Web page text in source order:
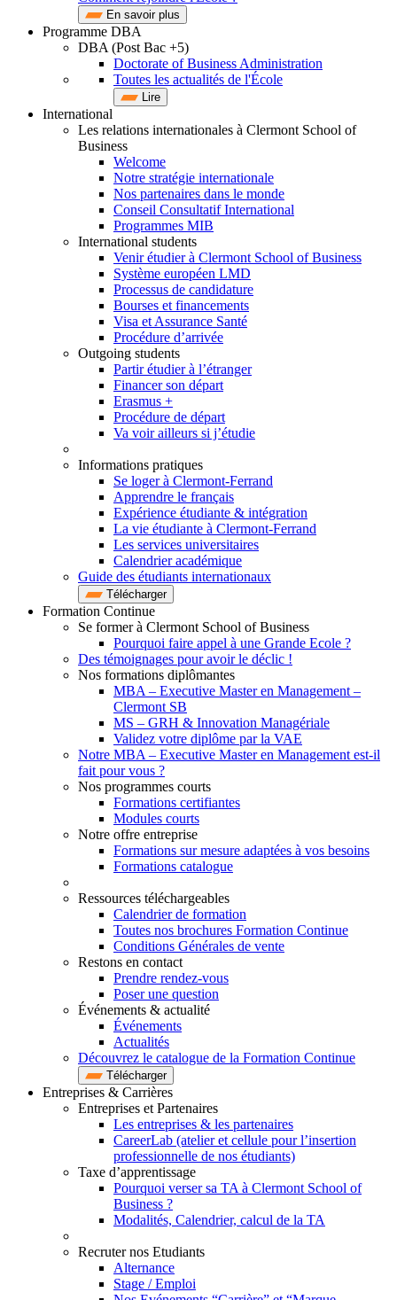
En savoir plus
Programme DBA
DBA (Post Bac +5)
Doctorate of Business Administration
Toutes les actualités de l'École
Lire
International
Les relations internationales à Clermont School of
Business
Welcome
Notre stratégie internationale
Nos partenaires dans le monde
Conseil Consultatif International
Programmes MIB
International students
Venir étudier à Clermont School of Business
Système européen LMD
Processus de candidature
Bourses et financements
Visa et Assurance Santé
Procédure d’arrivée
Outgoing students
Partir étudier à l’étranger
Financer son départ
Erasmus +
Procédure de départ
Va voir ailleurs si j’étudie
Informations pratiques
Se loger à Clermont-Ferrand
Apprendre le français
Expérience étudiante & intégration
La vie étudiante à Clermont-Ferrand
Les services universitaires
Calendrier académique
Guide des étudiants internationaux
Télécharger
Formation Continue
Se former à Clermont School of Business
Pourquoi faire appel à une Grande Ecole ?
Des témoignages pour avoir le déclic !
Nos formations diplômantes
MBA – Executive Master en Management –
Clermont SB
MS – GRH & Innovation Managériale
Validez votre diplôme par la VAE
Notre MBA – Executive Master en Management est-il
fait pour vous ?
Nos programmes courts
Formations certifiantes
Modules courts
Notre offre entreprise
Formations sur mesure adaptées à vos besoins
Formations catalogue
Ressources téléchargeables
Calendrier de formation
Toutes nos brochures Formation Continue
Conditions Générales de vente
Restons en contact
Prendre rendez-vous
Poser une question
Événements & actualité
Événements
Actualités
Découvrez le catalogue de la Formation Continue
Télécharger
Entreprises & Carrières
Entreprises et Partenaires
Les entreprises & les partenaires
CareerLab (atelier et cellule pour l’insertion
professionnelle de nos étudiants)
Taxe d’apprentissage
Pourquoi verser sa TA à Clermont School of
Business ?
Modalités, Calendrier, calcul de la TA
Recruter nos Etudiants
Alternance
Stage / Emploi